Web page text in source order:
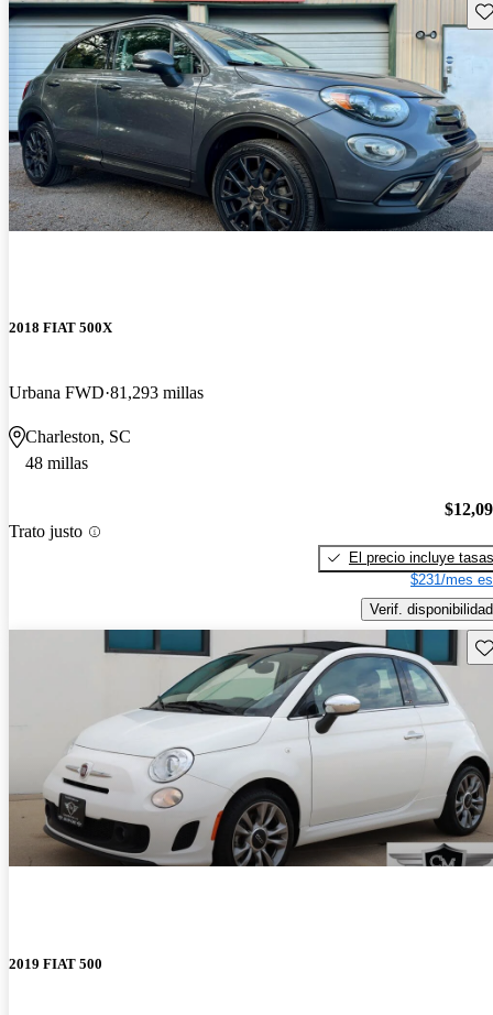
2018 FIAT 500X
Urbana FWD 81,293 millas
Charleston, SC
48 millas
Trato justo
El precio incluye tasas
$231/mes
Verif. disponibilidad
2019 FIAT 500